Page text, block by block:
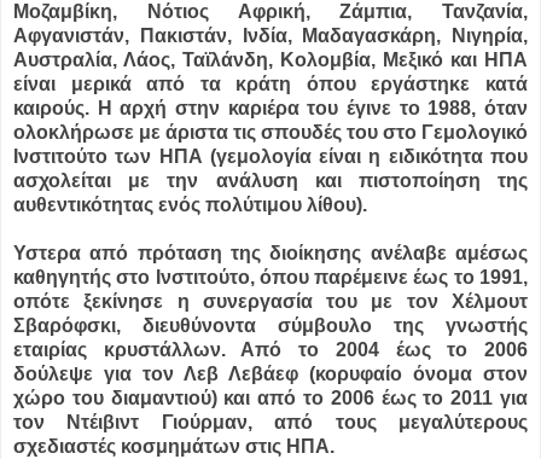
Μοζαμβίκη, Νότιος Αφρική, Ζάμπια, Τανζανία,
Αφγανιστάν, Πακιστάν, Ινδία, Μαδαγασκάρη, Νιγηρία,
Αυστραλία, Λάος, Ταϊλάνδη, Κολομβία, Μεξικό και ΗΠΑ
είναι μερικά από τα κράτη όπου εργάστηκε κατά
καιρούς. Η αρχή στην καριέρα του έγινε το 1988, όταν
ολοκλήρωσε με άριστα τις σπουδές του στο Γεμολογικό
Ινστιτούτο των ΗΠΑ (γεμολογία είναι η ειδικότητα που
ασχολείται με την ανάλυση και πιστοποίηση της
αυθεντικότητας ενός πολύτιμου λίθου).
Υστερα από πρόταση της διοίκησης ανέλαβε αμέσως
καθηγητής στο Ινστιτούτο, όπου παρέμεινε έως το 1991,
οπότε ξεκίνησε η συνεργασία του με τον Χέλμουτ
Σβαρόφσκι, διευθύνοντα σύμβουλο της γνωστής
εταιρίας κρυστάλλων. Από το 2004 έως το 2006
δούλεψε για τον Λεβ Λεβάεφ (κορυφαίο όνομα στον
χώρο του διαμαντιού) και από το 2006 έως το 2011 για
τον Ντέιβιντ Γιούρμαν, από τους μεγαλύτερους
σχεδιαστές κοσμημάτων στις ΗΠΑ.